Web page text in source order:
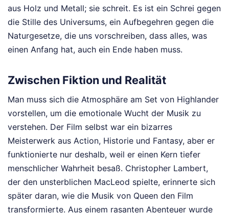
aus Holz und Metall; sie schreit. Es ist ein Schrei gegen
die Stille des Universums, ein Aufbegehren gegen die
Naturgesetze, die uns vorschreiben, dass alles, was
einen Anfang hat, auch ein Ende haben muss.
Zwischen Fiktion und Realität
Man muss sich die Atmosphäre am Set von Highlander
vorstellen, um die emotionale Wucht der Musik zu
verstehen. Der Film selbst war ein bizarres
Meisterwerk aus Action, Historie und Fantasy, aber er
funktionierte nur deshalb, weil er einen Kern tiefer
menschlicher Wahrheit besaß. Christopher Lambert,
der den unsterblichen MacLeod spielte, erinnerte sich
später daran, wie die Musik von Queen den Film
transformierte. Aus einem rasanten Abenteuer wurde